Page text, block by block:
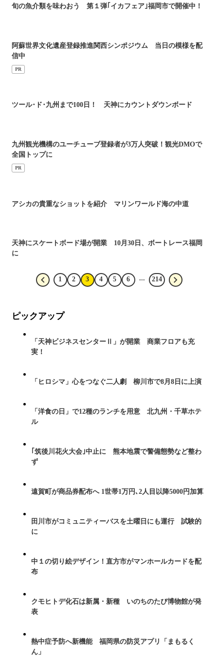
旬の魚介類を味わおう 第１弾｢イカフェア｣福岡市で開催中！
阿蘇世界文化遺産登録推進関西シンポジウム 当日の模様を配
信中
PR
ツール･ド･九州まで100日！ 天神にカウントダウンボード
九州観光機構のユーチューブ登録者が3万人突破！観光DMOで
全国トップに
PR
アシカの貴重なショットを紹介 マリンワールド海の中道
天神にスケートボード場が開業 10月30日、ボートレース福岡
に
1 2 3 4 5 6 ... 214
ピックアップ
「天神ビジネスセンターⅡ」が開業 商業フロアも充
実！
「ヒロシマ」心をつなぐ二人劇 柳川市で8月8日に上演
「洋食の日」で12種のランチを用意 北九州・千草ホテ
ル
｢筑後川花火大会｣中止に 熊本地震で警備態勢など整わ
ず
遠賀町が商品券配布へ 1世帯1万円､2人目以降5000円加算
田川市がコミュニティーバスを土曜日にも運行 試験的
に
中１の切り絵デザイン！直方市がマンホールカードを配
布
クモヒトデ化石は新属・新種 いのちのたび博物館が発
表
熱中症予防へ新機能 福岡県の防災アプリ「まもるく
ん」